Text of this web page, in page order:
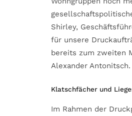
Shirley,
für unsere
bereits zum zweiten
Alexander Antonitsch.
Klatschfächer und
Im Rahmen der